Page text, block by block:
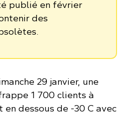
publié en février
des
29 janvier, une
1 700 clients à
dessous de -30 C avec